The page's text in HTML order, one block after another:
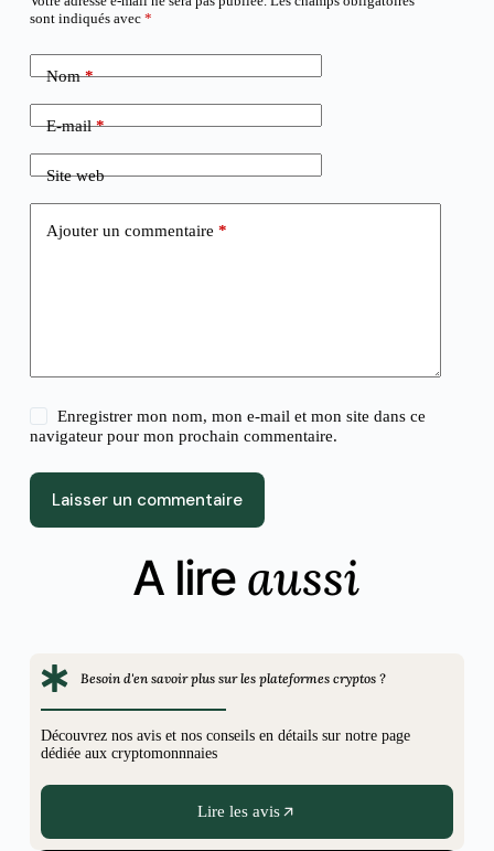
sont indiqués avec *
Nom*
E-mail*
Site web
Ajouter un commentaire *
Enregistrer mon nom, mon e-mail et mon site dans ce
navigateur pour mon prochain commentaire.
Laisser un commentaire
A lire aussi
Besoin d'en savoir plus sur les plateformes cryptos ?
Découvrez nos avis et nos conseils en détails sur notre page
dédiée aux cryptomonnnaies
Lire les avis